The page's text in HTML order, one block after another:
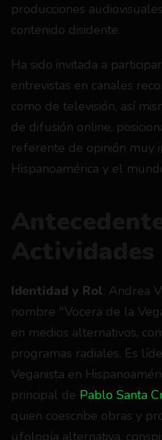
producciones
contenido disidente.
Ha sido invitada a
entrevistas en canales
como de televisión, así
de difusión online,
referente de opinión muy
Hispanoamérica y el
Identidad y Rol: Andrea
nombre "Vocera de la
en medios alternativos,
programas radiales. Es
Veganista en
principal de Pablo Santa
quien coescribe obras y
ufología alternativa,